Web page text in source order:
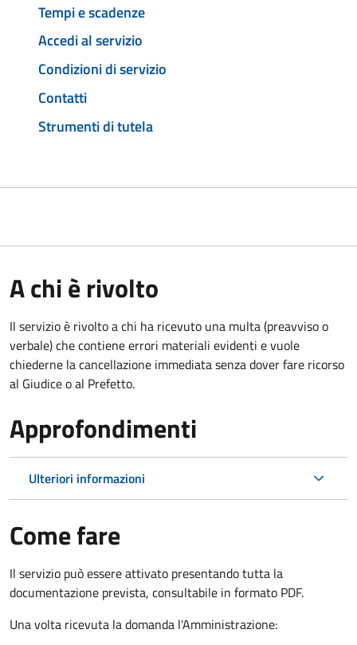
Tempi e scadenze
Accedi al servizio
Condizioni di servizio
Contatti
Strumenti di tutela
A chi è rivolto
Il servizio è rivolto a chi ha ricevuto una multa (preavviso o
verbale) che contiene errori materiali evidenti e vuole
chiederne la cancellazione immediata senza dover fare ricorso
al Giudice o al Prefetto.
Approfondimenti
Ulteriori informazioni
Come fare
Il servizio può essere attivato presentando tutta la
documentazione prevista, consultabile in formato PDF.
Una volta ricevuta la domanda l'Amministrazione: